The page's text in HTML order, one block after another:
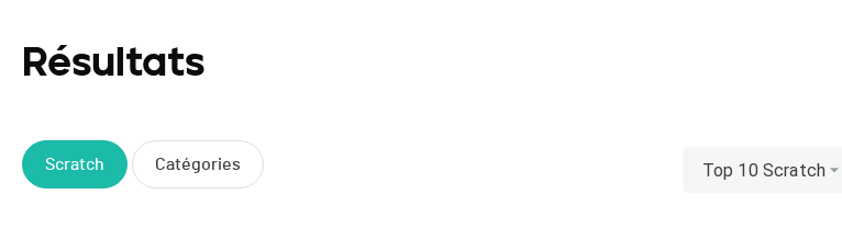
Résultats
Scratch Catégories Top 10 Scratch